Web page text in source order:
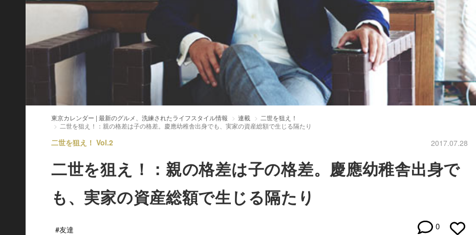
東京カレンダー | 最新のグルメ、洗練されたライフスタイル情報 連載
二世を狙え！
二世を狙え！：親の格差は子の格差。慶應幼稚舎出身でも、実家の資産総額で生じる隔たり
二世を狙え！ Vol.2 2017.07.28
二世を狙え！：親の格差は子の格差。慶應幼稚舎出身で
も、実家の資産総額で生じる隔たり
#友達 0